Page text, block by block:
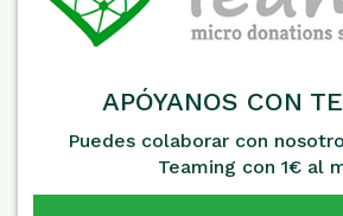
APÓYANOS CON
Puedes colaborar con
Teaming con 1€ al